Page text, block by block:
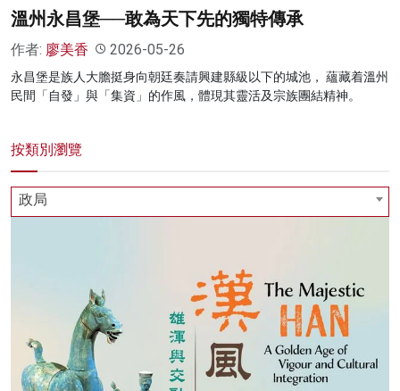
溫州永昌堡──敢為天下先的獨特傳承
作者: 廖美香 2026-05-26
永昌堡是族人大膽挺身向朝廷奏請興建縣級以下的城池， 蘊藏着溫州
民間「自發」與「集資」的作風，體現其靈活及宗族團結精神。
按類別瀏覽
政局